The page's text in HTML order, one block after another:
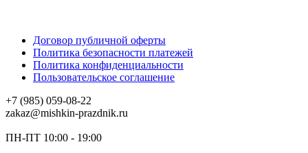
Договор публичной оферты
Политика безопасности платежей
Политика конфиденциальности
Пользовательское соглашение
+7 (985) 059-08-22
zakaz@mishkin-prazdnik.ru
ПН-ПТ 10:00 - 19:00